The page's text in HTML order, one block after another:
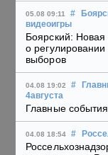
05.08 09:11 #
видеоигры
Боярский: Новая
о
выборов
04.08 19:02 #
4августа
Главные
04.08 18:54 #